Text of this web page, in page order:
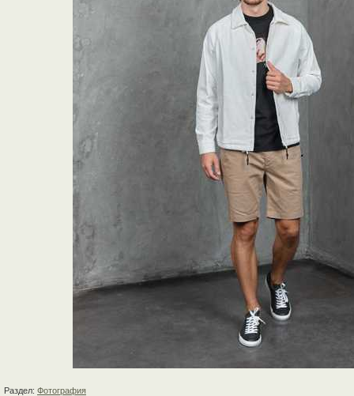
Раздел: Фотография